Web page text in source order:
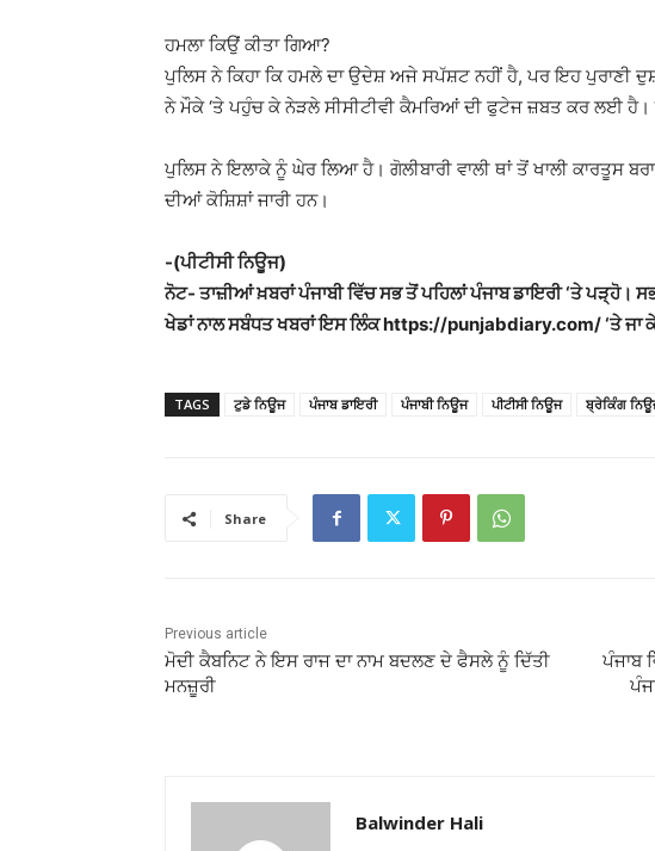
ਹਮਲਾ ਕਿਉਂ ਕੀਤਾ ਗਿਆ?
ਪੁਲਿਸ ਨੇ ਕਿਹਾ ਕਿ ਹਮਲੇ ਦਾ ਉਦੇਸ਼ ਅਜੇ ਸਪੱਸ਼ਟ ਨਹੀਂ ਹੈ, ਪਰ ਇਹ ਪੁਰਾਣੀ
ਨੇ ਮੌਕੇ ‘ਤੇ ਪਹੁੰਚ ਕੇ ਨੇੜਲੇ ਸੀਸੀਟੀਵੀ ਕੈਮਰਿਆਂ ਦੀ ਫੁਟੇਜ ਜ਼ਬਤ ਕਰ ਲਈ ਹੈ।
ਪੁਲਿਸ ਨੇ ਇਲਾਕੇ ਨੂੰ ਘੇਰ ਲਿਆ ਹੈ। ਗੋਲੀਬਾਰੀ ਵਾਲੀ ਥਾਂ ਤੋਂ ਖਾਲੀ ਕਾਰਤੂਸ
ਦੀਆਂ ਕੋਸ਼ਿਸ਼ਾਂ ਜਾਰੀ ਹਨ।
-(ਪੀਟੀਸੀ ਨਿਊਜ)
ਨੋਟ- ਤਾਜ਼ੀਆਂ ਖ਼ਬਰਾਂ ਪੰਜਾਬੀ ਵਿੱਚ ਸਭ ਤੋਂ ਪਹਿਲਾਂ ਪੰਜਾਬ ਡਾਇਰੀ ‘ਤੇ
ਖੇਡਾਂ ਨਾਲ ਸਬੰਧਤ ਖਬਰਾਂ ਇਸ ਲਿੰਕ https://punjabdiary.com/ ‘ਤੇ ਜਾ
TAGS ਟੁਡੇ ਨਿਊਜ ਪੰਜਾਬ ਡਾਇਰੀ ਪੰਜਾਬੀ ਨਿਊਜ ਪੀਟੀਸੀ ਨਿਊਜ ਬ੍ਰੇਕਿੰਗ
Share
Previous article
ਮੋਦੀ ਕੈਬਨਿਟ ਨੇ ਇਸ ਰਾਜ ਦਾ ਨਾਮ ਬਦਲਣ ਦੇ ਫੈਸਲੇ ਨੂੰ ਦਿੱਤੀ
ਮਨਜ਼ੂਰੀ
ਪੰਜਾਬ
Balwinder Hali